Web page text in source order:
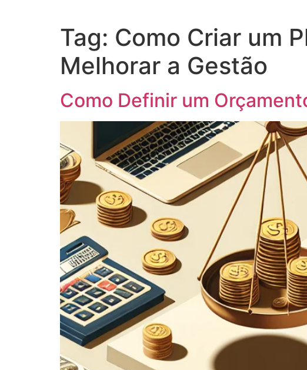
Tag: Como Criar um
Melhorar a Gestão
Como Definir um